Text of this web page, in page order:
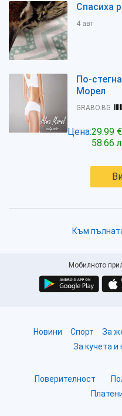
Спасиха
4 авг
По-
Морел
GRABO.BG
Цена:29.99 €
58.66
Към
Мобилното
Новини Спорт За
За кучета и
Поверителност